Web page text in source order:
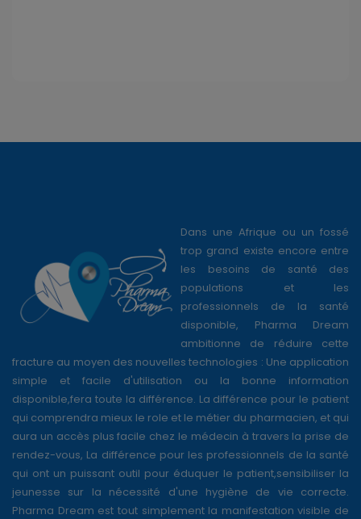
Dans une Afrique ou un fossé
trop grand existe encore entre
les besoins de santé des
populations et les
professionnels de la santé
disponible, Pharma Dream
ambitionne de réduire cette
fracture au moyen des nouvelles technologies : Une application
simple et facile d'utilisation ou la bonne information
disponible,fera toute la différence. La différence pour le patient
qui comprendra mieux le role et le métier du pharmacien, et qui
aura un accès plus facile chez le médecin à travers la prise de
rendez-vous, La différence pour les professionnels de la santé
qui ont un puissant outil pour éduquer le patient,sensibiliser la
jeunesse sur la nécessité d'une hygiène de vie correcte.
Pharma Dream est tout simplement la manifestation visible de